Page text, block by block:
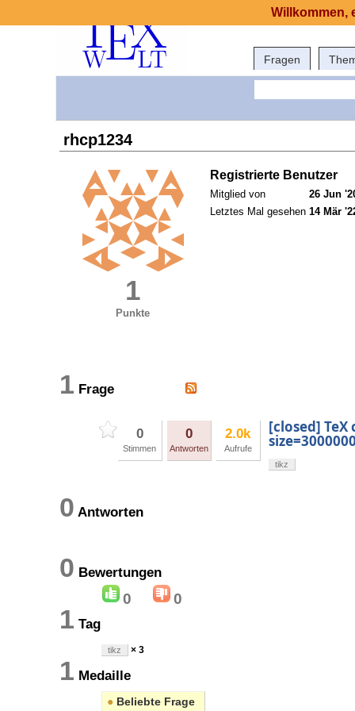
Fragen
rhcp1234
1
Punkte
Registrierte Benutzer
Mitglied von
26 Jun
Letztes Mal gesehen 14 Mär
1 Frage
0
Stimmen
0
Antworten
2.0k
Aufrufe
[closed]
tikz
0 Antworten
0 Bewertungen
0 0
1 Tag
tikz × 3
1 Medaille
● Beliebte Frage
Willkommen,